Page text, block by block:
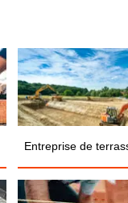
Entreprise de